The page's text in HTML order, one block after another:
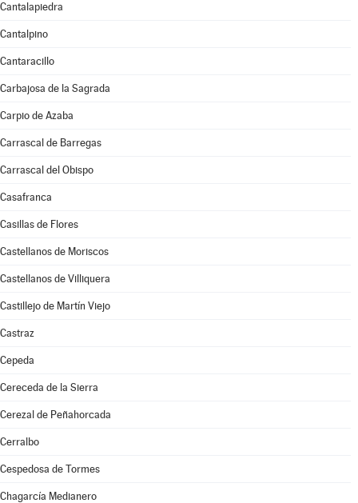
Cantalapiedra
Cantalpino
Cantaracillo
Carbajosa de la Sagrada
Carpio de Azaba
Carrascal de Barregas
Carrascal del Obispo
Casafranca
Casillas de Flores
Castellanos de Moriscos
Castellanos de Villiquera
Castillejo de Martín Viejo
Castraz
Cepeda
Cereceda de la Sierra
Cerezal de Peñahorcada
Cerralbo
Cespedosa de Tormes
Chagarcía Medianero